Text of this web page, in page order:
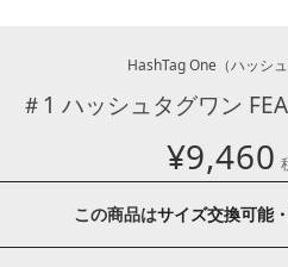
HashTag One（ハッシ
＃1 ハッシュタグワン
¥9,460
この商品はサイズ交換可能